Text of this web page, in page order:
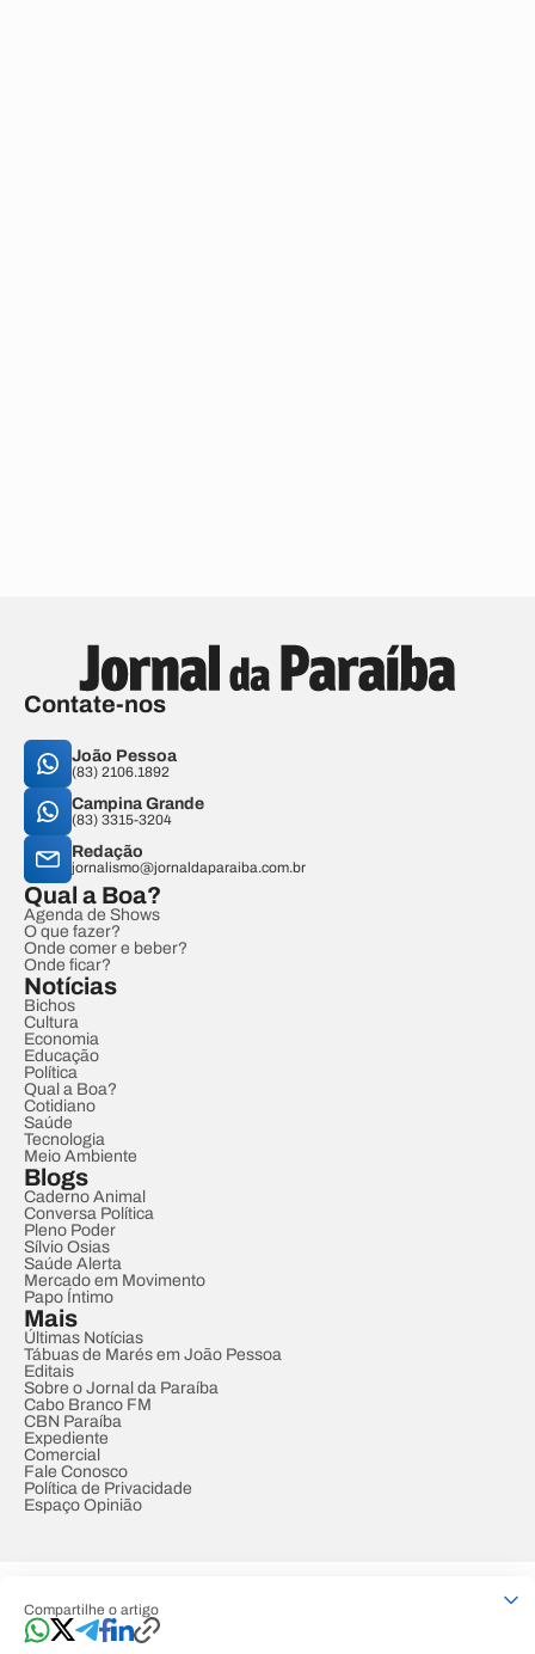
Compartilhe o artigo
Contate-nos
João Pessoa
(83) 2106.1892
Campina Grande
(83) 3315-3204
Redação
jornalismo@jornaldaparaiba.com.br
Qual a Boa?
Agenda de Shows
O que fazer?
Onde comer e beber?
Onde ficar?
Notícias
Bichos
Cultura
Economia
Educação
Política
Qual a Boa?
Cotidiano
Saúde
Tecnologia
Meio Ambiente
Blogs
Caderno Animal
Conversa Política
Pleno Poder
Sílvio Osias
Saúde Alerta
Mercado em Movimento
Papo Íntimo
Mais
Últimas Notícias
Tábuas de Marés em João Pessoa
Editais
Sobre o Jornal da Paraíba
Cabo Branco FM
CBN Paraíba
Expediente
Comercial
Fale Conosco
Política de Privacidade
Espaço Opinião
Developed by Designed by